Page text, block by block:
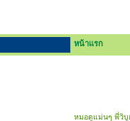
หน้าแรก
หมอดูแม่นๆ พี่วิบู